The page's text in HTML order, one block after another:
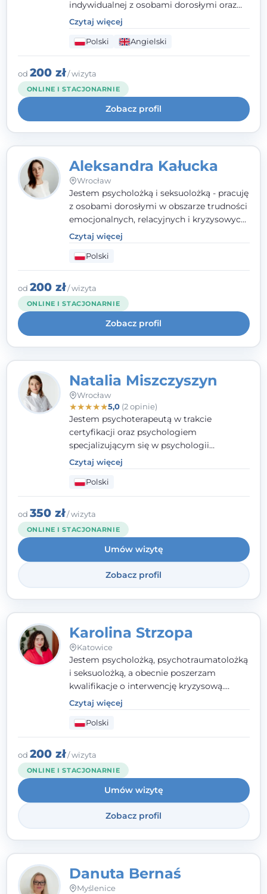
indywidualnej z osobami dorosłymi oraz
parami. Specjalizuję się w obszarze zdrowia
seksualnego, żałoby, kryzysów życiowych i
wypalenia zawodowego. Pracuję w języku
polskim i angielskim, w podejściu
humanistycznym, opartym na
partnerstwie i podmiotowości klienta.
Czytaj więcej
Polski Angielski
od 200 zł/ wizyta
ONLINE I STACJONARNIE
Zobacz profil
Aleksandra Kałucka
Wrocław
Jestem psycholożką i seksuolożką - pracuję
z osobami dorosłymi w obszarze trudności
emocjonalnych, relacyjnych i kryzysowych,
w tym z osobami po doświadczeniach
przemocy. Ukończyłam psychologię
kliniczną oraz studia podyplomowe z
interwencji kryzysowej i seksuologii
klinicznej na SWPS we Wrocławiu. W pracy
kieruję się empatią, etyką zawodową i
uważnością na potrzeby klienta.
Czytaj więcej
Polski
od 200 zł/ wizyta
ONLINE I STACJONARNIE
Zobacz profil
Natalia Miszczyszyn
Wrocław
★★★★★5,0(2 opinie)
Jestem psychoterapeutą w trakcie
certyfikacji oraz psychologiem
specjalizującym się w psychologii
klinicznej. Ukończyłam również studia
podyplomowe z Praktycznej Diagnozy
Psychologicznej. Aktywnie uczestniczę w
działalności Polskiego Towarzystwa
Psychiatrycznego oraz Polskiego
Towarzystwa Psychologicznego, a także
jestem członkiem nadzwyczajnym
Wielkopolskiego Towarzystwa Terapii
Systemowej.
Czytaj więcej
Polski
od 350 zł/ wizyta
ONLINE I STACJONARNIE
Umów wizytę
Zobacz profil
Karolina Strzopa
Katowice
Jestem psycholożką, psychotraumatolożką
i seksuolożką, a obecnie poszerzam
kwalifikacje o interwencję kryzysową.
Pracuję w nurcie terapii trzeciej fali, łącząc
metody o potwierdzonej skuteczności.
Towarzyszę młodzieży, dorosłym i parom w
radzeniu sobie z bolesnymi
doświadczeniami tak, by mogli żyć pełniej.
Czytaj więcej
Polski
od 200 zł/ wizyta
ONLINE I STACJONARNIE
Umów wizytę
Zobacz profil
Danuta Bernaś
Myślenice